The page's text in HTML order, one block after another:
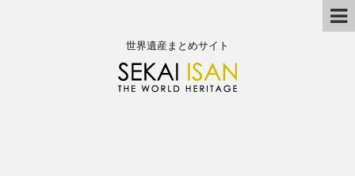
世界遺産まとめサイト